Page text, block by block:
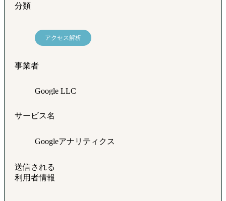
分類
アクセス解析
事業者
Google LLC
サービス名
Googleアナリティクス
送信される
利用者情報